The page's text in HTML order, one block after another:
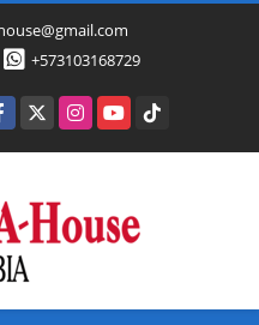
+573103168729
X InstagramYouTubeTikTok